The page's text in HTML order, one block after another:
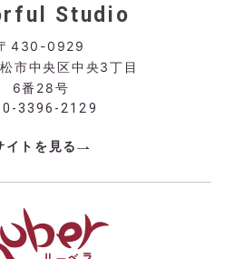
Studio
430-0929
市中央区中央3丁目
6番28号
3396-2129
イトを見る